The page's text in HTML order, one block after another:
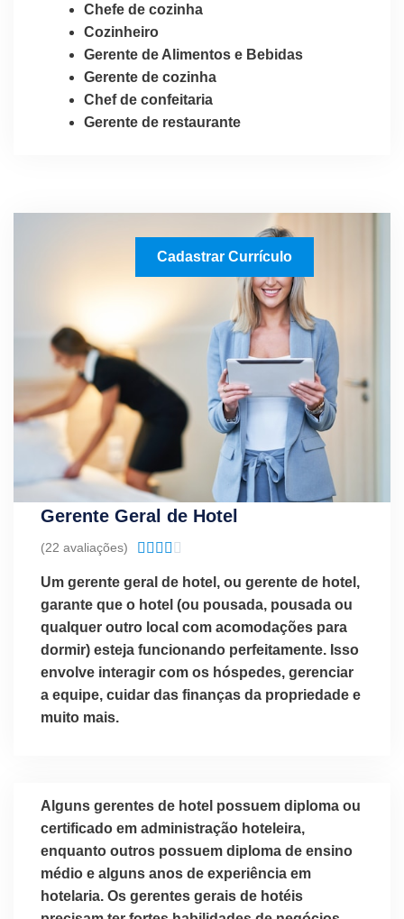
Chefe de cozinha
Cozinheiro
Gerente de Alimentos e Bebidas
Gerente de cozinha
Chef de confeitaria
Gerente de restaurante
Cadastrar Currículo
Gerente Geral de Hotel
(22 avaliações)     
4.1
de
5
Um gerente geral de hotel, ou gerente de hotel,
garante que o hotel (ou pousada, pousada ou
qualquer outro local com acomodações para
dormir) esteja funcionando perfeitamente. Isso
envolve interagir com os hóspedes, gerenciar
a equipe, cuidar das finanças da propriedade e
muito mais.
Alguns gerentes de hotel possuem diploma ou
certificado em administração hoteleira,
enquanto outros possuem diploma de ensino
médio e alguns anos de experiência em
hotelaria. Os gerentes gerais de hotéis